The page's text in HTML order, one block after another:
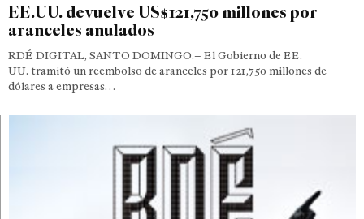
EE.UU. devuelve US$121,750 millones por
aranceles anulados
RDÉ DIGITAL, SANTO DOMINGO.– El Gobierno de EE.
UU. tramitó un reembolso de aranceles por 121,750 millones de
dólares a empresas…